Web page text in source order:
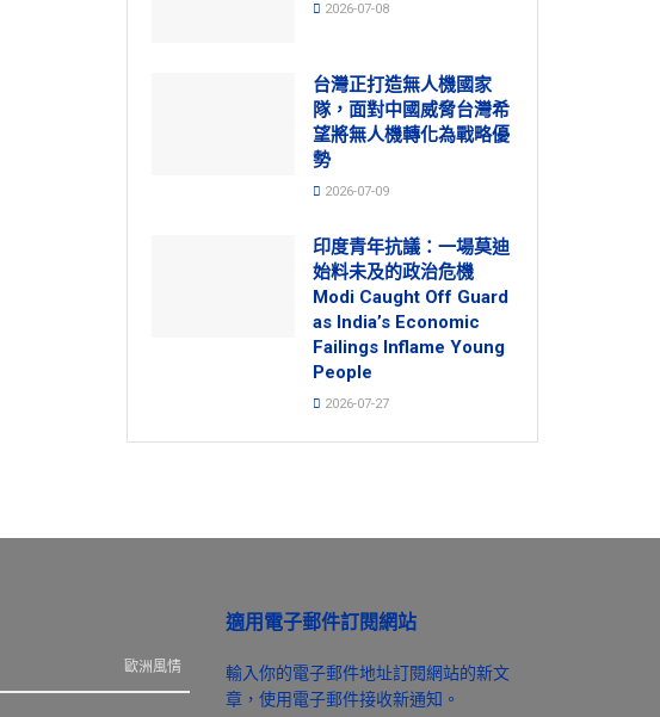
2026-07-08
台灣正打造無人機國家
隊，面對中國威脅台灣希
望將無人機轉化為戰略優
勢
2026-07-09
印度青年抗議：一場莫迪
始料未及的政治危機
Modi Caught Off Guard
as India’s Economic
Failings Inflame Young
People
2026-07-27
歐洲風情
適用電子郵件訂閱網站
輸入你的電子郵件地址訂閱網站的新文
章，使用電子郵件接收新通知。